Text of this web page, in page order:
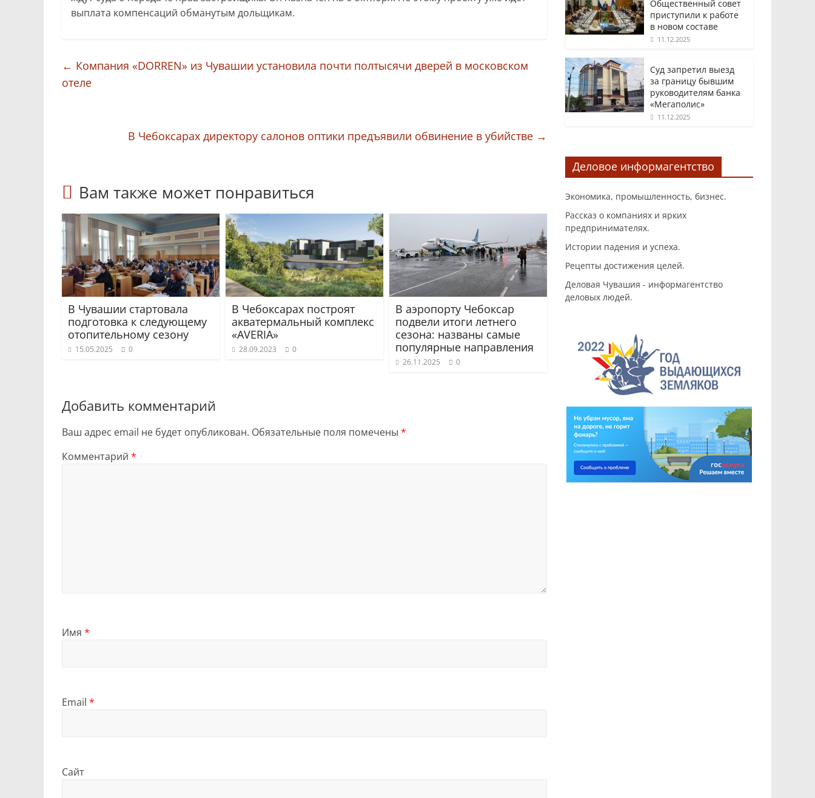
выплата компенсаций обманутым дольщикам.
← Компания «DORREN» из Чувашии установила почти полтысячи дверей в московском
отеле
В Чебоксарах директору салонов оптики предъявили обвинение в убийстве →
Вам также может понравиться
В Чувашии стартовала
подготовка к следующему
отопительному сезону
15.05.2025 0
В Чебоксарах построят
акватермальный комплекс
«AVERIA»
28.09.2023 0
В аэропорту Чебоксар
подвели итоги летнего
сезона: названы самые
популярные направления
26.11.2025 0
Добавить комментарий
Ваш адрес email не будет опубликован. Обязательные поля помечены *
Комментарий *
Имя *
Email *
Сайт
Общественный совет
приступили к работе
в новом составе
11.12.2025
Суд запретил выезд
за границу бывшим
руководителям банка
«Мегаполис»
11.12.2025
Деловое информагентство
Экономика, промышленность, бизнес.
Рассказ о компаниях и ярких
предпринимателях.
Истории падения и успеха.
Рецепты достижения целей.
Деловая Чувашия - информагентство
деловых людей.